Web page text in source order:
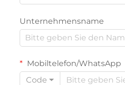
Unternehmensname
Mobiltelefon/WhatsApp
Code